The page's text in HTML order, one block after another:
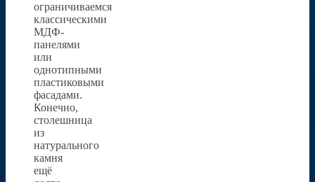
ограничиваемся
классическими
МДФ-
панелями
или
однотипными
пластиковыми
фасадами.
Конечно,
столешница
из
натурального
камня
ещё